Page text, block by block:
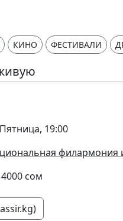
КИНО ФЕСТИВАЛИ
19:00
филармония
сом